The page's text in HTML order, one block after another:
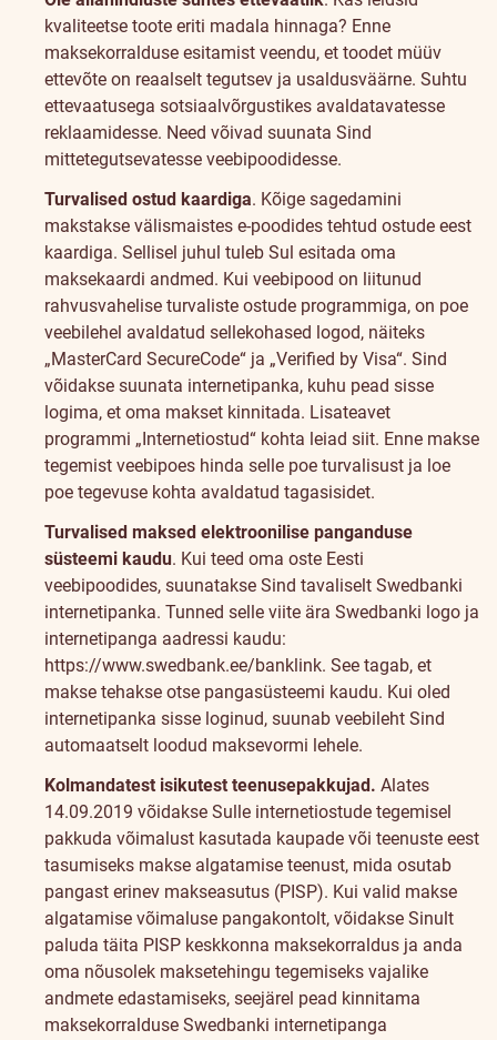
kvaliteetse toote eriti madala hinnaga? Enne
maksekorralduse esitamist veendu, et toodet müüv
ettevõte on reaalselt tegutsev ja usaldusväärne. Suhtu
ettevaatusega sotsiaalvõrgustikes avaldatavatesse
reklaamidesse. Need võivad suunata Sind
mittetegutsevatesse veebipoodidesse.
Turvalised ostud kaardiga. Kõige sagedamini
makstakse välismaistes e-poodides tehtud ostude eest
kaardiga. Sellisel juhul tuleb Sul esitada oma
maksekaardi andmed. Kui veebipood on liitunud
rahvusvahelise turvaliste ostude programmiga, on poe
veebilehel avaldatud sellekohased logod, näiteks
„MasterCard SecureCode“ ja „Verified by Visa“. Sind
võidakse suunata internetipanka, kuhu pead sisse
logima, et oma makset kinnitada. Lisateavet
programmi „Internetiostud“ kohta leiad siit. Enne makse
tegemist veebipoes hinda selle poe turvalisust ja loe
poe tegevuse kohta avaldatud tagasisidet.
Turvalised maksed elektroonilise panganduse
süsteemi kaudu. Kui teed oma oste Eesti
veebipoodides, suunatakse Sind tavaliselt Swedbanki
internetipanka. Tunned selle viite ära Swedbanki logo ja
internetipanga aadressi kaudu:
https://www.swedbank.ee/banklink. See tagab, et
makse tehakse otse pangasüsteemi kaudu. Kui oled
internetipanka sisse loginud, suunab veebileht Sind
automaatselt loodud maksevormi lehele.
Kolmandatest isikutest teenusepakkujad. Alates
14.09.2019 võidakse Sulle internetiostude tegemisel
pakkuda võimalust kasutada kaupade või teenuste eest
tasumiseks makse algatamise teenust, mida osutab
pangast erinev makseasutus (PISP). Kui valid makse
algatamise võimaluse pangakontolt, võidakse Sinult
paluda täita PISP keskkonna maksekorraldus ja anda
oma nõusolek maksetehingu tegemiseks vajalike
andmete edastamiseks, seejärel pead kinnitama
maksekorralduse Swedbanki internetipanga